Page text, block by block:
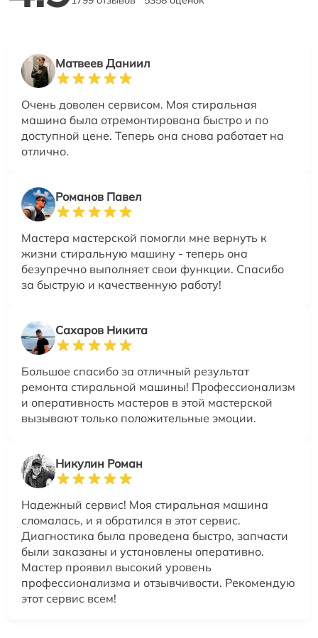
Матвеев Даниил
Очень доволен сервисом. Моя стиральная
машина была отремонтирована быстро и по
доступной цене. Теперь она снова работает на
отлично.
Романов Павел
Мастера мастерской помогли мне вернуть к
жизни стиральную машину - теперь она
безупречно выполняет свои функции. Спасибо
за быструю и качественную работу!
Сахаров Никита
Большое спасибо за отличный результат
ремонта стиральной машины! Профессионализм
и оперативность мастеров в этой мастерской
вызывают только положительные эмоции.
Никулин Роман
Надежный сервис! Моя стиральная машина
сломалась, и я обратился в этот сервис.
Диагностика была проведена быстро, запчасти
были заказаны и установлены оперативно.
Мастер проявил высокий уровень
профессионализма и отзывчивости. Рекомендую
этот сервис всем!